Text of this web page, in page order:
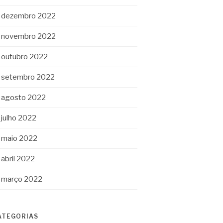
dezembro 2022
novembro 2022
outubro 2022
setembro 2022
agosto 2022
julho 2022
maio 2022
abril 2022
março 2022